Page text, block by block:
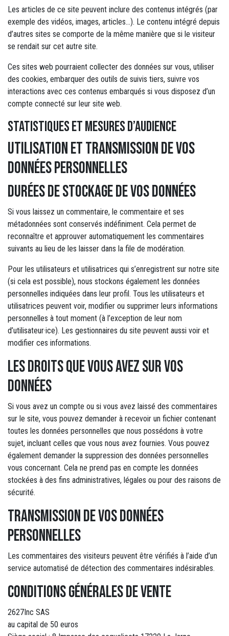
Les articles de ce site peuvent inclure des contenus intégrés (par
exemple des vidéos, images, articles…). Le contenu intégré depuis
d’autres sites se comporte de la même manière que si le visiteur
se rendait sur cet autre site.
Ces sites web pourraient collecter des données sur vous, utiliser
des cookies, embarquer des outils de suivis tiers, suivre vos
interactions avec ces contenus embarqués si vous disposez d’un
compte connecté sur leur site web.
Statistiques et mesures d’audience
Utilisation et transmission de vos
données personnelles
Durées de stockage de vos données
Si vous laissez un commentaire, le commentaire et ses
métadonnées sont conservés indéfiniment. Cela permet de
reconnaître et approuver automatiquement les commentaires
suivants au lieu de les laisser dans la file de modération.
Pour les utilisateurs et utilisatrices qui s’enregistrent sur notre site
(si cela est possible), nous stockons également les données
personnelles indiquées dans leur profil. Tous les utilisateurs et
utilisatrices peuvent voir, modifier ou supprimer leurs informations
personnelles à tout moment (à l’exception de leur nom
d’utilisateur·ice). Les gestionnaires du site peuvent aussi voir et
modifier ces informations.
Les droits que vous avez sur vos
données
Si vous avez un compte ou si vous avez laissé des commentaires
sur le site, vous pouvez demander à recevoir un fichier contenant
toutes les données personnelles que nous possédons à votre
sujet, incluant celles que vous nous avez fournies. Vous pouvez
également demander la suppression des données personnelles
vous concernant. Cela ne prend pas en compte les données
stockées à des fins administratives, légales ou pour des raisons de
sécurité.
Transmission de vos données
personnelles
Les commentaires des visiteurs peuvent être vérifiés à l’aide d’un
service automatisé de détection des commentaires indésirables.
Conditions générales de vente
2627Inc SAS
au capital de 50 euros